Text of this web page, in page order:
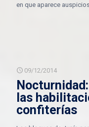
en que aparece
09/12/2014
las
confiterías